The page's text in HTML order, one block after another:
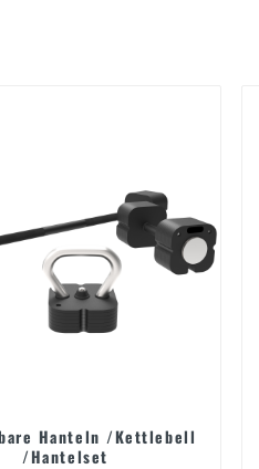
Hanteln /Kettlebell
/Hantelset